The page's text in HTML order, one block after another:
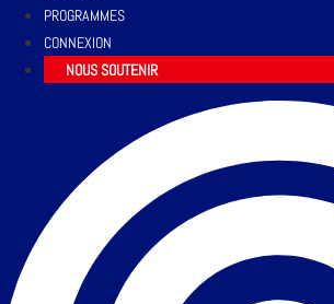
PROGRAMMES
CONNEXION
NOUS SOUTENIR